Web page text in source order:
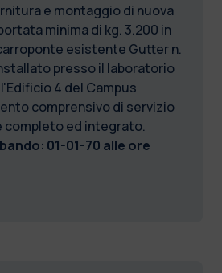
e montaggio di nuova
minima di kg. 3.200 in
esistente Gutter n.
presso il laboratorio
4 del Campus
comprensivo di servizio
completo ed integrato.
: 01-01-70 alle ore